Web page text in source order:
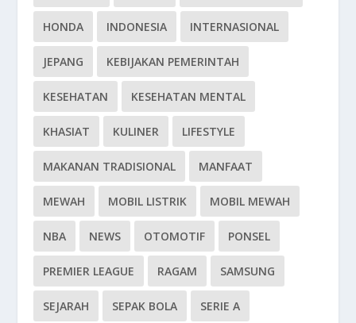
HONDA INDONESIA INTERNASIONAL
JEPANG KEBIJAKAN PEMERINTAH
KESEHATAN KESEHATAN MENTAL
KHASIAT KULINER LIFESTYLE
MAKANAN TRADISIONAL MANFAAT
MEWAH MOBIL LISTRIK MOBIL MEWAH
NBA NEWS OTOMOTIF PONSEL
PREMIER LEAGUE RAGAM SAMSUNG
SEJARAH SEPAK BOLA SERIE A